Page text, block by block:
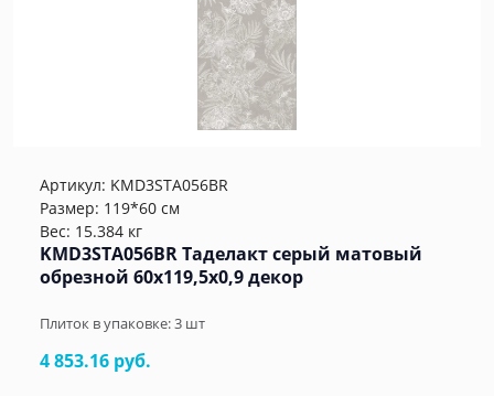
Артикул: KMD3STA056BR
Размер: 119*60 см
Вес: 15.384 кг
KMD3STA056BR Таделакт серый матовый
обрезной 60x119,5x0,9 декор
Плиток в упаковке:3 шт
4 853.16 руб.